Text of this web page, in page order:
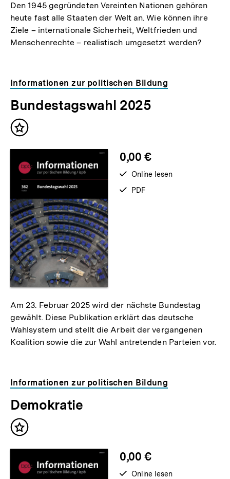
Den 1945 gegründeten Vereinten Nationen gehören
heute fast alle Staaten der Welt an. Wie können ihre
Ziele – internationale Sicherheit, Weltfrieden und
Menschenrechte – realistisch umgesetzt werden?
Informationen zur politischen Bildung
Bundestagswahl 2025
Inhalt
0,00 €
verfügbar
Online lesen
verfügbar
PDF
Am 23. Februar 2025 wird der nächste Bundestag
gewählt. Diese Publikation erklärt das deutsche
Wahlsystem und stellt die Arbeit der vergangenen
Koalition sowie die zur Wahl antretenden Parteien vor.
Informationen zur politischen Bildung
Demokratie
Inhalt
0,00 €
verfügbar
Online lesen